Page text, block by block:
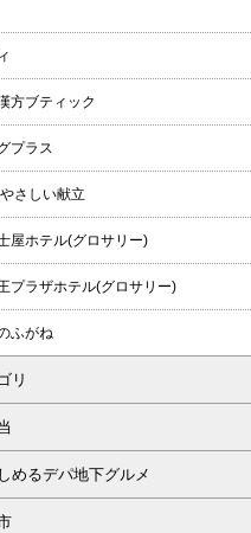
方ブティック
プラス
さしい献立
屋ホテル(グロサリー)
プラザホテル(グロサリー)
ふがね
リ
めるデパ地下グルメ